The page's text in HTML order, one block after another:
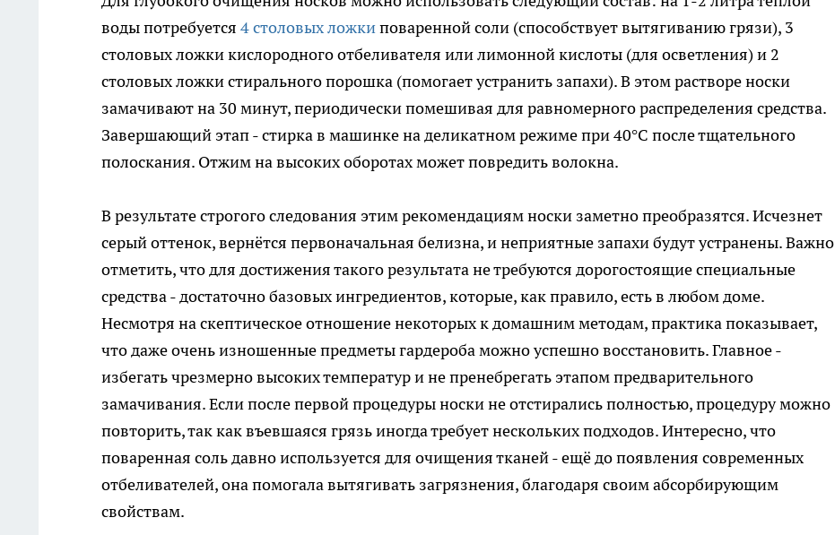
воды потребуется 4 столовых ложкиповаренной соли (способствует вытягиванию грязи), 3
столовых ложки кислородного отбеливателя или лимонной кислоты (для осветления) и 2
столовых ложки стирального порошка (помогает устранить запахи). В этом растворе носки
замачивают на 30 минут, периодически помешивая для равномерного распределения средства.
Завершающий этап - стирка в машинке на деликатном режиме при 40°C после тщательного
полоскания. Отжим на высоких оборотах может повредить волокна.
В результате строгого следования этим рекомендациям носки заметно преобразятся. Исчезнет
серый оттенок, вернётся первоначальная белизна, и неприятные запахи будут устранены. Важно
отметить, что для достижения такого результата не требуются дорогостоящие специальные
средства - достаточно базовых ингредиентов, которые, как правило, есть в любом доме.
Несмотря на скептическое отношение некоторых к домашним методам, практика показывает,
что даже очень изношенные предметы гардероба можно успешно восстановить. Главное -
избегать чрезмерно высоких температур и не пренебрегать этапом предварительного
замачивания. Если после первой процедуры носки не отстирались полностью, процедуру можно
повторить, так как въевшаяся грязь иногда требует нескольких подходов. Интересно, что
поваренная соль давно используется для очищения тканей - ещё до появления современных
отбеливателей, она помогала вытягивать загрязнения, благодаря своим абсорбирующим
свойствам.